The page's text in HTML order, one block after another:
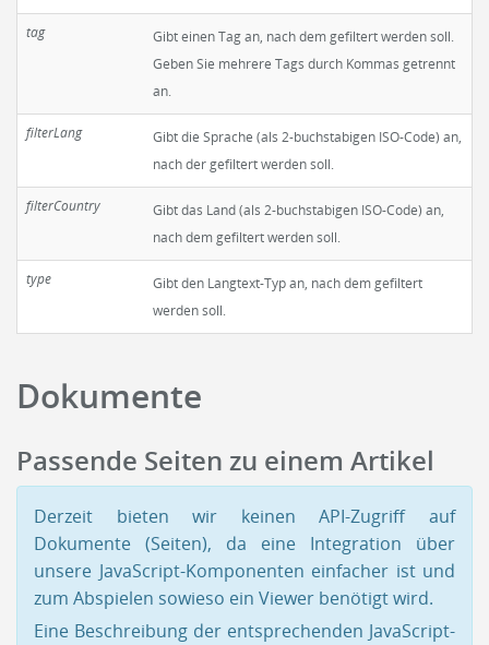
tag
Gibt einen Tag an, nach dem gefiltert werden soll.
Geben Sie mehrere Tags durch Kommas getrennt
an.
filterLang
Gibt die Sprache (als 2-buchstabigen ISO-Code) an,
nach der gefiltert werden soll.
filterCountry
Gibt das Land (als 2-buchstabigen ISO-Code) an,
nach dem gefiltert werden soll.
type
Gibt den Langtext-Typ an, nach dem gefiltert
werden soll.
Dokumente
Passende Seiten zu einem Artikel
Derzeit bieten wir keinen API-Zugriff auf
Dokumente (Seiten), da eine Integration über
unsere JavaScript-Komponenten einfacher ist und
zum Abspielen sowieso ein Viewer benötigt wird.
Eine Beschreibung der entsprechenden JavaScript-